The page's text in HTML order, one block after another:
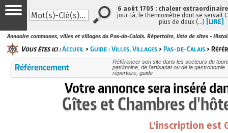
Annuaire communes, villes et villages du Pas-de-Calais. Répertoire, liste de sites -
Vous êtes ici :Accueil >Guide : Villes, Villages >Pas-de-Calais >
Référencement
Référencer son site dans les secteurs du
patrimoine, de l'artisanat ou de la
répertoire, guide
Votre annonce sera inséré
Gîtes et Chambres
L'inscription est
6 août 1705 : chaleur
jour-là, le thermomètre dont se servait
plus de deux (…) [LIRE]